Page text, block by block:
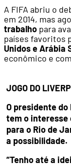
A FIFA abriu o
em 2014, mas
trabalho para
países favoritos
Unidos e Arábia
econômico e
JOGO DO
O presidente do
tem o interesse
para o Rio de
a possibilidade.
“Tenho até a